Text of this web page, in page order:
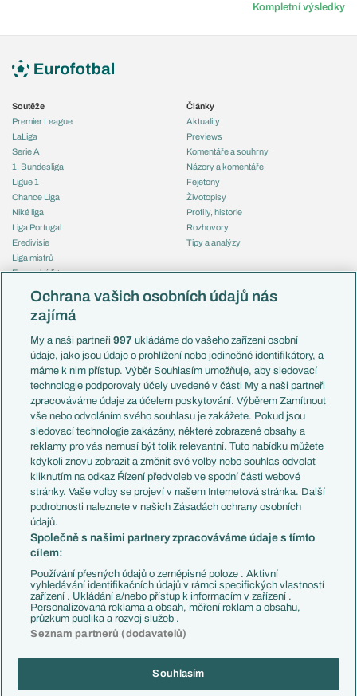
Kompletní výsledky
Soutěže
Premier League
LaLiga
Serie A
1. Bundesliga
Ligue 1
Chance Liga
Niké liga
Liga Portugal
Eredivisie
Liga mistrů
Evropská liga
Mistrovství světa
Liga národů
Témata
Představení týmů MS
EuroSkauting
PL v kostce
Evropské koeficienty
Přestupy
Přestupové spekulace
Zranění
Kluby
Arsenal FC
Chelsea FC
Manchester United
AC Milán
Juventus FC
Bayern Mnichov
FC Barcelona
Real Madrid
Články
Aktuality
Previews
Komentáře a souhrny
Názory a komentáře
Fejetony
Životopisy
Profily, historie
Rozhovory
Tipy a analýzy
Česko
Francie
Itálie
Německo
Španělsko
Argentina
Brazílie
Přestupy
Zápasy
Livescore
Tipovací soutěž
Copyright © 2001-2026 EuroFotbal.cz. Využíváme zpravodajství ČTK.
Ochrana vašich osobních údajů nás
zajímá
My a naši partneři997 ukládáme do vašeho zařízení osobní
údaje, jako jsou údaje o prohlížení nebo jedinečné identifikátory, a
máme k nim přístup. Výběr Souhlasím umožňuje, aby sledovací
technologie podporovaly účely uvedené v části My a naši partneři
zpracováváme údaje za účelem poskytování. Výběrem Zamítnout
vše nebo odvoláním svého souhlasu je zakážete. Pokud jsou
sledovací technologie zakázány, některé zobrazené obsahy a
reklamy pro vás nemusí být tolik relevantní. Tuto nabídku můžete
kdykoli znovu zobrazit a změnit své volby nebo souhlas odvolat
kliknutím na odkaz Řízení předvoleb ve spodní části webové
stránky. Vaše volby se projeví v našem Internetová stránka. Další
podrobnosti naleznete v našich Zásadách ochrany osobních
údajů.
Společně s našimi partnery zpracováváme údaje s tímto
cílem:
Používání přesných údajů o zeměpisné poloze . Aktivní
vyhledávání identifikačních údajů v rámci specifických vlastností
zařízení . Ukládání a/nebo přístup k informacím v zařízení .
Personalizovaná reklama a obsah, měření reklam a obsahu,
průzkum publika a rozvoj služeb .
Seznam partnerů (dodavatelů)
Souhlasím